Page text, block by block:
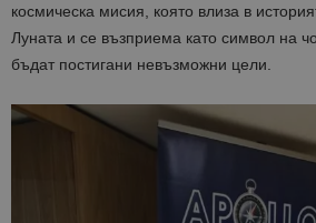
космическа мисия, която влиза в
Луната и се възприема като символ на
бъдат постигани невъзможни цели.